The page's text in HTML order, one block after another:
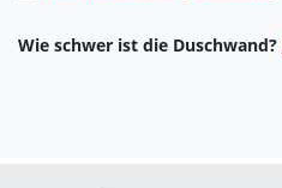
Wie schwer ist die Duschwand?